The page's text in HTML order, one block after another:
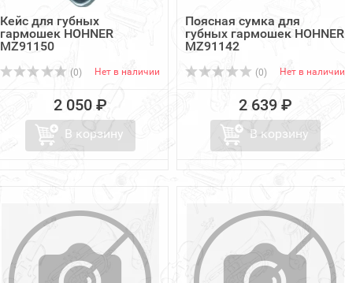
Кейс для губных
гармошек HOHNER
MZ91150
(0) Нет в наличии
2 050 ₽
В корзину
Поясная сумка для
губных гармошек HOHNER
MZ91142
(0) Нет в наличии
2 639 ₽
В корзину